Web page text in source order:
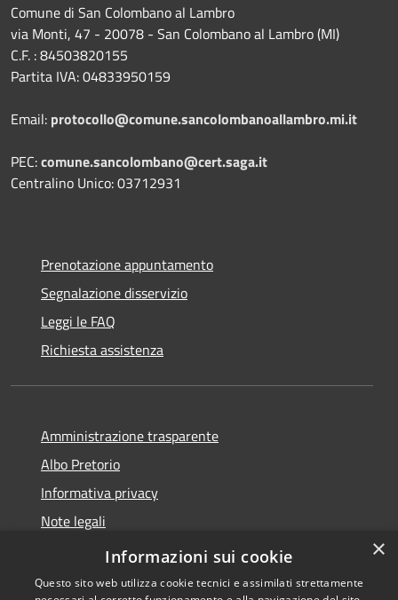
Comune di San Colombano al Lambro
via Monti, 47 - 20078 - San Colombano al Lambro (MI)
C.F. : 84503820155
Partita IVA: 04833950159
Email: protocollo@comune.sancolombanoallambro.mi.it
PEC:comune.sancolombano@cert.saga.it
Centralino Unico: 03712931
Prenotazione appuntamento
Segnalazione disservizio
Leggi le FAQ
Richiesta assistenza
Amministrazione trasparente
Albo Pretorio
Informativa privacy
Note legali
Dichiarazione di accessibilità
×
Informazioni sui cookie
Questo sito web utilizza cookie tecnici e assimilati strettamente